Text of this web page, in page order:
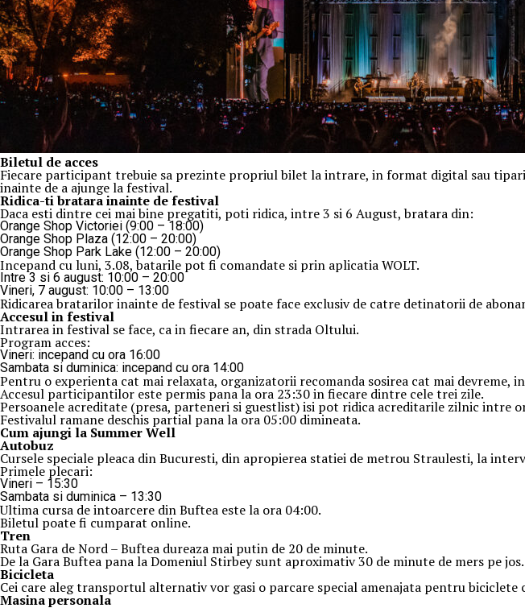
Biletul de acces
Fiecare participant trebuie sa prezinte propriul bilet la intrare, in format digital sau
inainte de a ajunge la festival.
Ridica-ti bratarainainte de festival
Daca esti dintre cei mai bine pregatiti, poti ridica, intre 3 si 6 August, bratara din:
Orange Shop Victoriei (9:00 – 18:00)
Orange Shop Plaza (12:00 – 20:00)
Orange Shop Park Lake (12:00 – 20:00)
Incepand cu luni, 3.08, batarile pot fi comandate si prin aplicatia WOLT.
Intre 3 si 6 august: 10:00 – 20:00
Vineri, 7 august: 10:00 – 13:00
Ridicarea bratarilor inainte de festival se poate face exclusiv de catre detinatorii de
Accesul in festival
Intrarea in festival se face, ca in fiecare an, din strada Oltului.
Program acces:
Vineri: incepand cu ora 16:00
Sambata si duminica: incepand cu ora 14:00
Pentru o experienta cat mai relaxata, organizatorii recomanda sosirea cat mai devreme,
Accesul participantilor este permis pana la ora 23:30 in fiecare dintre cele trei zile.
Persoanele acreditate (presa, parteneri si guestlist) isi pot ridica acreditarile zilnic intre
Festivalul ramane deschis partial pana la ora 05:00 dimineata.
Cum ajungi la Summer Well
Autobuz
Cursele speciale pleaca din Bucuresti, din apropierea statiei de metrou Straulesti, la
Primele plecari:
Vineri – 15:30
Sambata si duminica – 13:30
Ultima cursa de intoarcere din Buftea este la ora 04:00.
Biletul poate fi cumparat online.
Tren
Ruta Gara de Nord – Buftea dureaza mai putin de 20 de minute.
De la Gara Buftea pana la Domeniul Stirbey sunt aproximativ 30 de minute de mers pe
Bicicleta
Cei care aleg transportul alternativ vor gasi o parcare special amenajata pentru
Masinapersonala